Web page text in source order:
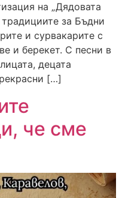
на „Дядовата
за Бъдни
и сурвакарите с
и берекет. С песни в
децата
[…]
че сме